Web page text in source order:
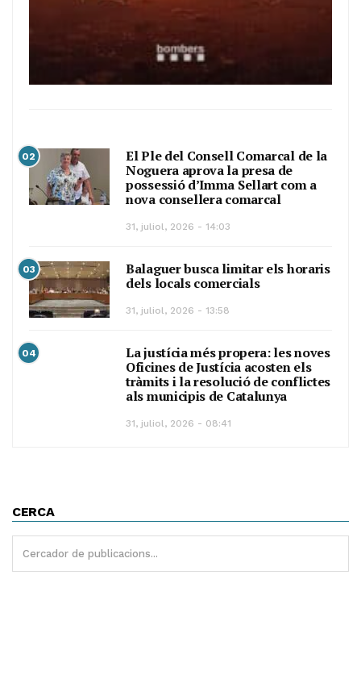
02
El Ple del Consell Comarcal de la
Noguera aprova la presa de
possessió d’Imma Sellart com a
nova consellera comarcal
31, juliol, 2026 - 14:03
03
Balaguer busca limitar els horaris
dels locals comercials
31, juliol, 2026 - 13:58
04
La justícia més propera: les noves
Oficines de Justícia acosten els
tràmits i la resolució de conflictes
als municipis de Catalunya
31, juliol, 2026 - 08:41
CERCA